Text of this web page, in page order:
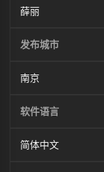
薛丽
发布城市
南京
软件语言
简体中文